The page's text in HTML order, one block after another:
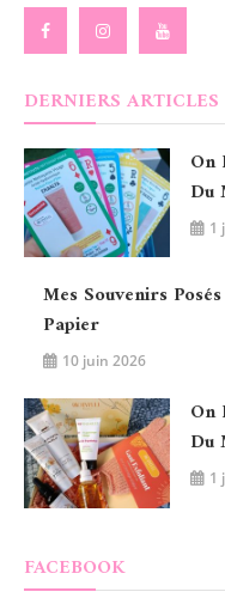
DERNIERS ARTICLES
On
Du
1
Mes Souvenirs
Papier
10 juin 2026
On
Du
1
FACEBOOK